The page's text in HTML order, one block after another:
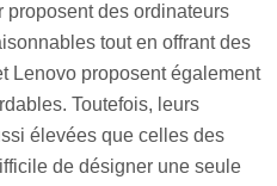
proposent des ordinateurs
tout en offrant des
Lenovo proposent également
Toutefois, leurs
élevées que celles des
de désigner une seule